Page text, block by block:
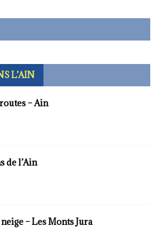
L’AIN
– Ain
de l’Ain
– Les Monts Jura